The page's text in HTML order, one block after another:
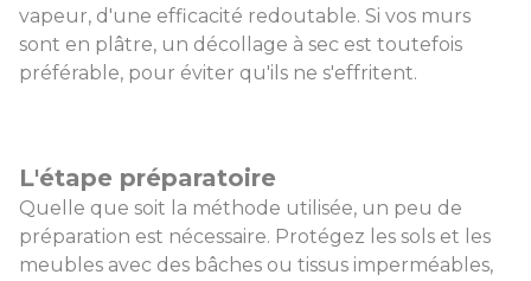
vapeur, d'une efficacité redoutable. Si vos murs
sont en plâtre, un décollage à sec est toutefois
préférable, pour éviter qu'ils ne s'effritent.
L'étape préparatoire
Quelle que soit la méthode utilisée, un peu de
préparation est nécessaire. Protégez les sols et les
meubles avec des bâches ou tissus imperméables,